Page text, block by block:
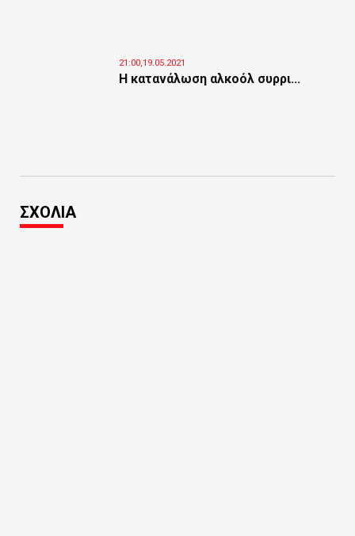
21:00,19.05.2021
Η κατανάλωση αλκοόλ συρρι...
ΣΧΟΛΙΑ